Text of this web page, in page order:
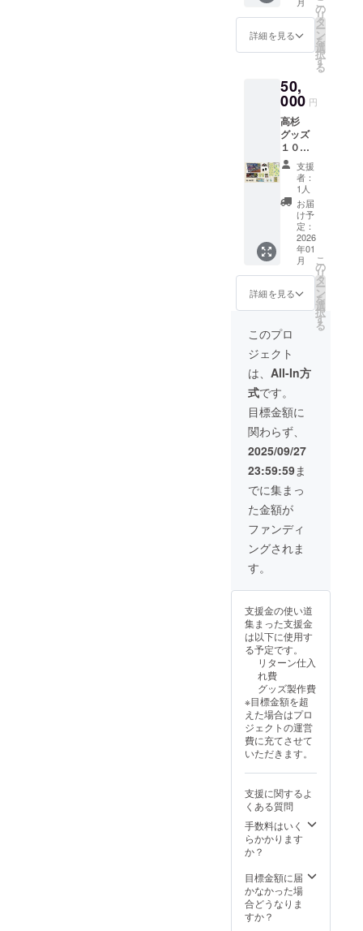
付（２
種類）
・決起
タイ
プ）
内容
量：８
ｇ３個
入り
原材料
及び添
加物等
の食品
表示は
お届け
商品の
ラベル
に表記
されま
す。商
必ずお
リター
ンに貼
付され
たラベ
ルや注
意書き
をご確
認くだ
・マグ
カッ
プ 功
山寺挙
兵ver.
サイ
ズ：縦
８ｃｍ
ズ：約
３６×９
０ｃｍ
綿１
００％
い 高
杉晋作
デフォ
ルメver.
サイ
ズ：３
４ｃｍ×
９０ｃ
ｍ 綿
１０
０％ ・
一筆
箋 高
杉晋作
デフォ
ルメver.
サイ
８×１８
ｃｍ
２０枚
綴り
下敷き
付（２
種類）
・決起
の珈
琲 ド
リップ
タイプ
内容
量：８
ｇ×３個
原材
料及び
添加物
等の食
け商品
のラベ
ルに表
記され
ます。
商品開
封前に
は必ず
お届け
のリ
ターン
に貼付
された
ラベル
や注意
ご確認
くださ
い。 ・
マグ
山寺挙
兵ver.
サイ
詳細を見る
の
リ
タ
ー
ン
を
選
択
す
る
50,
000 円
高杉
グッズ
１０点
に加
え、職
人の手
作りに
よる高
杉家家
紋入り
手拭い
額がつ
いてき
ます ・
手拭い
額 サ
イズ：
約３８×
９３ｃ
ｍ ・高
杉晋
作・決
起の手
拭い
サイ
ズ：約
３６×９
０ｃｍ
綿１
００％
・手拭
い 高
杉晋作
デフォ
ズ：３
９０ｃ
ｍ 綿
１０
０％ ・
一筆
杉晋作
デフォ
ルメver.
サイ
ズ：約
８×１８
ｃｍ
綴り
下敷き
付（２
種類）
・決起
琲 ド
リップ
タイプ
内容
支援
者：
1人
お届
け予
定：
2026
年01
月
詳細を見る
こ
の
リ
タ
ー
ン
を
選
択
す
る
このプロ
ジェクト
は、 All-In方
式です。
目標金額に
関わらず、
2025/09/27
23:59:59ま
でに集まっ
た金額が
ファンディ
ングされま
す。
支援金の使い道
集まった支援金
は以下に使用す
る予定です。
リターン仕入
れ費
グッズ製作費
※目標金額を超
えた場合はプロ
ジェクトの運営
費に充てさせて
いただきます。
支援に関するよ
くある質問
手数料はいく
らかかります
か？
目標金額に届
かなかった場
合どうなりま
すか？